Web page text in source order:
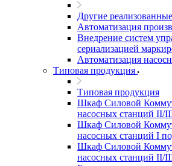
Другие
Автоматизация
Внедрение систем
сериализацией
Автоматизация
Типовая продукция
Типовая продукция
Шкаф Силовой
насосных станций
Шкаф Силовой
насосных станций I
Шкаф Силовой
насосных станций